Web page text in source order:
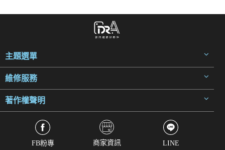
主題選單
維修服務
著作權聲明
FB粉專 商家資訊 LINE